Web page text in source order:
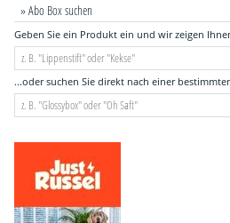
» Abo Box suchen
Geben Sie ein Produkt ein und wir zeigen
...oder suchen Sie direkt nach einer